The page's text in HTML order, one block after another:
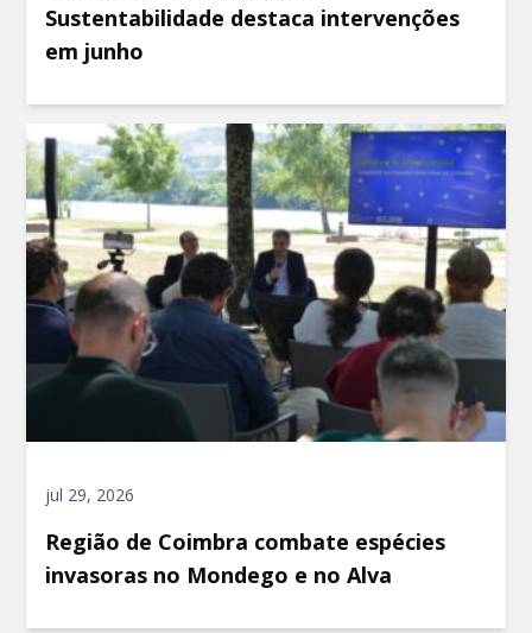
Sustentabilidade destaca intervenções
em junho
jul 29, 2026
Região de Coimbra combate espécies
invasoras no Mondego e no Alva